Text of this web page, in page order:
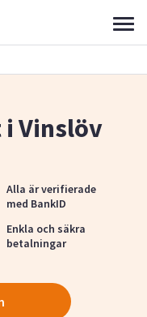
Vinslöv
Alla är verifierade
med BankID
Enkla och säkra
betalningar